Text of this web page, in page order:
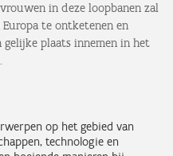
in deze loopbanen zal
te ontketenen en
plaats innemen in het
op het gebied van
technologie en